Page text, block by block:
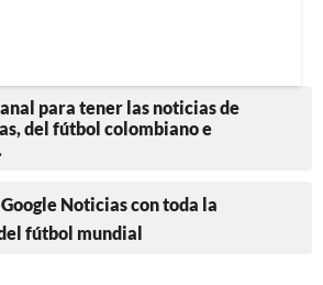
para tener las noticias de
del fútbol colombiano e
Google Noticias con toda la
fútbol mundial